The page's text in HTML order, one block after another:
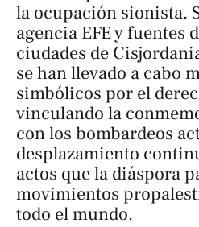
la ocupación sionista.
agencia EFEy fuentes
ciudades de
se han llevado a cabo
simbólicos por el
vinculando la
con los bombardeos
desplazamiento
actos que la diáspora
movimientos
todo el mundo.